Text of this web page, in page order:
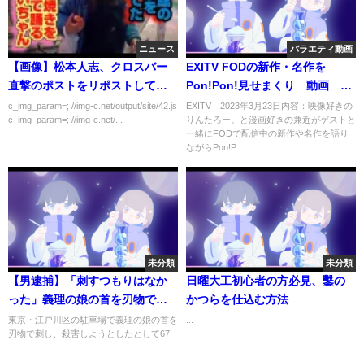
ニュース
【画像】松本人志、クロスバー
直撃のポストをリポストして反
撃開始ｗｗｗｗｗｗ
c_img_param=; //img-c.net/output/site/42.js
c_img_param=; //img-c.net/...
バラエティ動画
EXITV FODの新作・名作を
Pon!Pon!見せまくり 動画 3
月23日
EXITV 2023年3月23日内容：映像好きの
りんたろー。と漫画好きの兼近がゲストと
一緒にFODで配信中の新作や名作を語り
ながらPon!P...
未分類
【男逮捕】「刺すつもりはなか
った」義理の娘の首を刃物で刺
したか 東京・江戸川区
東京・江戸川区の駐車場で義理の娘の首を
刃物で刺し、殺害しようとしたとして67
未分類
日曜大工初心者の方必見、鑿の
かつらを仕込む方法